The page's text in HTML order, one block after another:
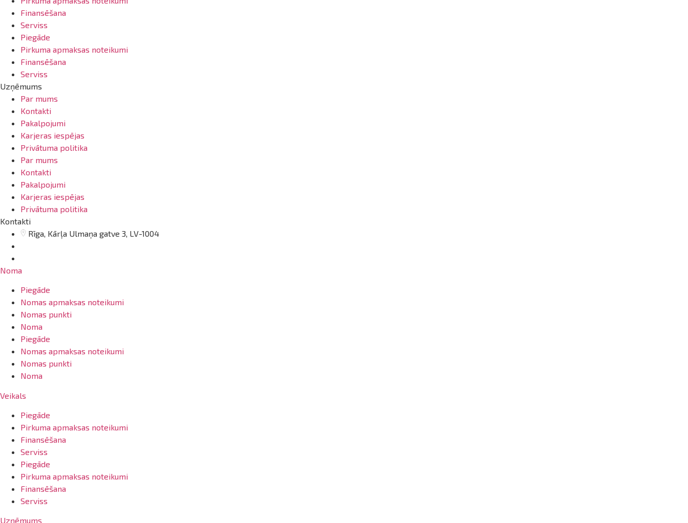
Finansēšana
Serviss
Piegāde
Pirkuma apmaksas noteikumi
Finansēšana
Serviss
Uzņēmums
Par mums
Kontakti
Pakalpojumi
Karjeras iespējas
Privātuma politika
Par mums
Kontakti
Pakalpojumi
Karjeras iespējas
Privātuma politika
Kontakti
Rīga, Kārļa Ulmaņa gatve 3, LV-1004
Noma
Piegāde
Nomas apmaksas noteikumi
Nomas punkti
Noma
Piegāde
Nomas apmaksas noteikumi
Nomas punkti
Noma
Veikals
Piegāde
Pirkuma apmaksas noteikumi
Finansēšana
Serviss
Piegāde
Pirkuma apmaksas noteikumi
Finansēšana
Serviss
Uzņēmums